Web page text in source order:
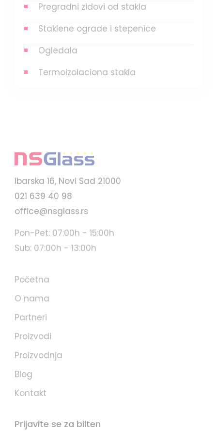
Pregradni zidovi od stakla
Staklene ograde i stepenice
Ogledala
Termoizolaciona stakla
Ibarska 16, Novi Sad 21000
021 639 40 98
office@nsglass.rs
Pon-Pet: 07:00h - 15:00h
Sub: 07:00h - 13:00h
Početna
O nama
Partneri
Proizvodi
Proizvodnja
Blog
Kontakt
Prijavite se za bilten